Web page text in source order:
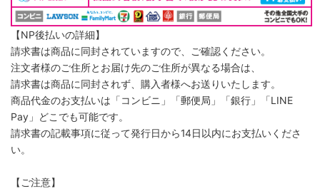
【NP後払いの詳細】
請求書は商品に同封されていますので、ご確認ください。
注文者様のご住所とお届け先のご住所が異なる場合は、
請求書は商品に同封されず、購入者様へお送りいたします。
商品代金のお支払いは「コンビニ」「郵便局」「銀行」「LINE
Pay」どこでも可能です。
請求書の記載事項に従って発行日から14日以内にお支払いくださ
い。
【ご注意】